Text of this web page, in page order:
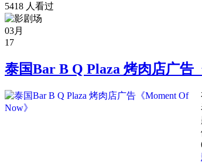
5418 人看过
03月
17
泰国Bar B Q Plaza 烤肉店广告